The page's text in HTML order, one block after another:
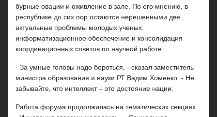
бурные овации и оживление в зале. По его мнению, в
республике до сих пор остаются нерешенными две
актуальные проблемы молодых ученых:
информатизационное обеспечение и консолидация
координационных советов по научной работе.
- За умные головы надо бороться, - сказал заместитель
министра образования и науки РТ Вадим Хоменко. - Не
забывайте, что интеллект – это достояние нации.
Работа форума продолжилась на тематических секциях